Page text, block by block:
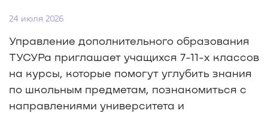
24 июля 2026
Управление дополнительного образования
ТУСУРа приглашает учащихся 7-11-х классов
на курсы, которые помогут углубить знания
по школьным предметам, познакомиться с
направлениями университета и